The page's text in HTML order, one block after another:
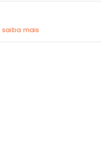
saiba mais